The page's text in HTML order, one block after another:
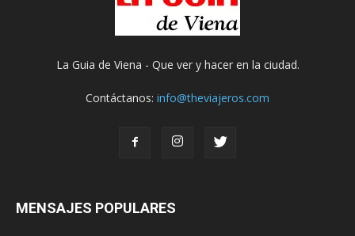
La Guia de Viena - Que ver y hacer en la ciudad.
Contáctanos: info@theviajeros.com
MENSAJES POPULARES